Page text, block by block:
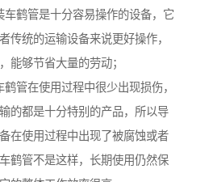
车鹤管是十分容易操作的设备，它
传统的运输设备来说更好操作，
能够节省大量的劳动；
管在使用过程中很少出现损伤，
的都是十分特别的产品，所以导
在使用过程中出现了被腐蚀或者
鹤管不是这样，长期使用仍然保